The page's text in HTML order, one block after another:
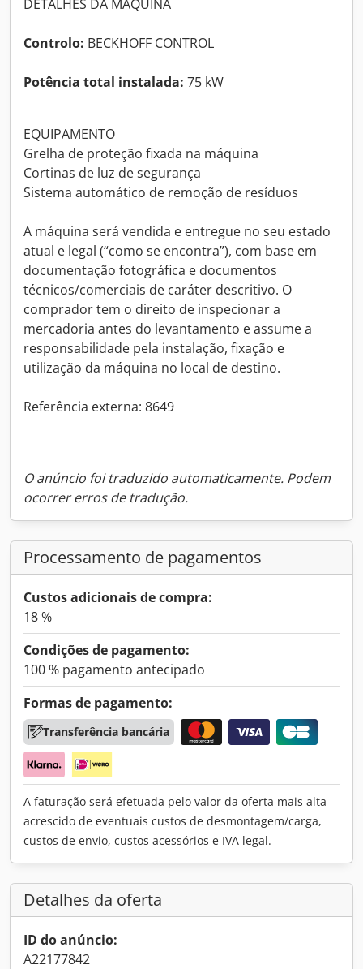
DETALHES DA MÁQUINA
Controlo: BECKHOFF CONTROL
Potência total instalada: 75 kW
EQUIPAMENTO
Grelha de proteção fixada na máquina
Cortinas de luz de segurança
Sistema automático de remoção de resíduos
A máquina será vendida e entregue no seu estado
atual e legal (“como se encontra”), com base em
documentação fotográfica e documentos
técnicos/comerciais de caráter descritivo. O
comprador tem o direito de inspecionar a
mercadoria antes do levantamento e assume a
responsabilidade pela instalação, fixação e
utilização da máquina no local de destino.
Referência externa: 8649
O anúncio foi traduzido automaticamente. Podem
ocorrer erros de tradução.
Processamento de pagamentos
Custos adicionais de compra:
18 %
Condições de pagamento:
100 % pagamento antecipado
Formas de pagamento:
Transferência bancária
A faturação será efetuada pelo valor da oferta mais alta
acrescido de eventuais custos de desmontagem/carga,
custos de envio, custos acessórios e IVA legal.
Detalhes da oferta
ID do anúncio:
A22177842